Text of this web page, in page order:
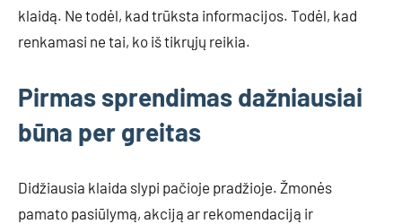
klaidą. Ne todėl, kad trūksta informacijos. Todėl, kad
renkamasi ne tai, ko iš tikrųjų reikia.
Pirmas sprendimas dažniausiai
būna per greitas
Didžiausia klaida slypi pačioje pradžioje. Žmonės
pamato pasiūlymą, akciją ar rekomendaciją ir